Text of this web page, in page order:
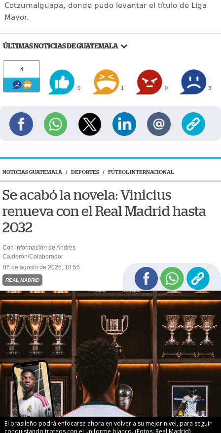
Cotzumalguapa, donde pudo levantar el título de Liga
Mayor.
ÚLTIMAS NOTICIAS DE GUATEMALA
4
0 1 0 3
NOTICIAS GUATEMALA / DEPORTES / FÚTBOL INTERNACIONAL
Se acabó la novela: Vinicius
renueva con el Real Madrid hasta
2032
Con información de Andrés
Calderón/Colaborador
06 de agosto de 2026, 18:55
REAL MADRID
El brasileño podrá enfocarse ahora en volver a su mejor nivel, para seguir
conquistando trofeos con el uniforme blanco. (Fotos: Real Madrid)